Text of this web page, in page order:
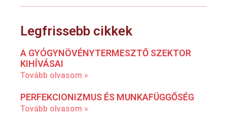
Legfrissebb cikkek
A GYÓGYNÖVÉNYTERMESZTŐ SZEKTOR
KIHÍVÁSAI
Tovább olvasom »
PERFEKCIONIZMUS ÉS MUNKAFÜGGŐSÉG
Tovább olvasom »